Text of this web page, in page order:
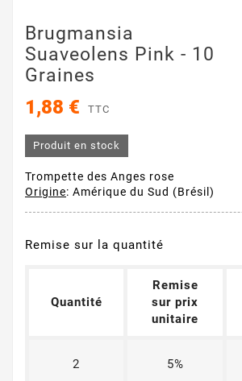
Brugmansia
Suaveolens Pink - 10
Graines
1,88 €
TTC
Produit en stock
Trompette des Anges rose
Origine: Amérique du Sud (Brésil)
Remise sur la quantité
Quantité
Remise
sur prix
unitaire
2 5%